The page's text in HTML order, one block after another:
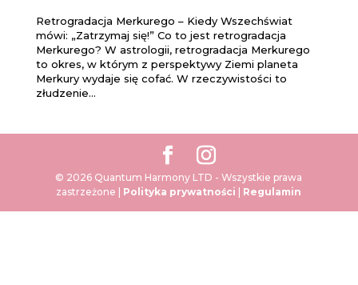
Retrogradacja Merkurego – Kiedy Wszechświat
mówi: „Zatrzymaj się!” Co to jest retrogradacja
Merkurego? W astrologii, retrogradacja Merkurego
to okres, w którym z perspektywy Ziemi planeta
Merkury wydaje się cofać. W rzeczywistości to
złudzenie...
© 2026 Quantum Harmony LTD - Wszystkie prawa
zastrzeżone | Polityka prywatności Regulamin